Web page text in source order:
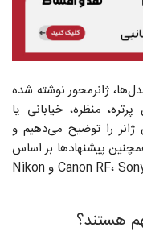
ژانرمحور نوشته شده
منظره، خیابانی یا
را توضیح می‌دهیم و
پیشنهادها بر اساس
مانت‌های رایج بازار ایران ارائه شده‌اند (Canon RF، Sony E و Nikon
هستند؟